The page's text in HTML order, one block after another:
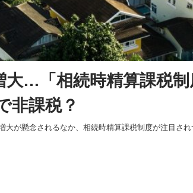
…「相続時精算課税制
非課税？
が懸念されるなか、相続時精算課税制度が注目され